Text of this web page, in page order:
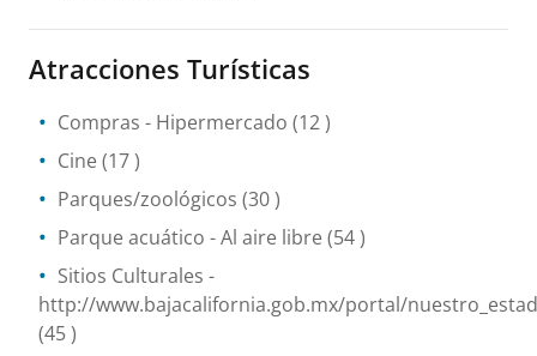
Atracciones Turísticas
Compras - Hipermercado (12 )
Cine (17 )
Parques/zoológicos (30 )
Parque acuático - Al aire libre (54 )
Sitios Culturales -
http://www.bajacalifornia.gob.mx/portal/
(45 )